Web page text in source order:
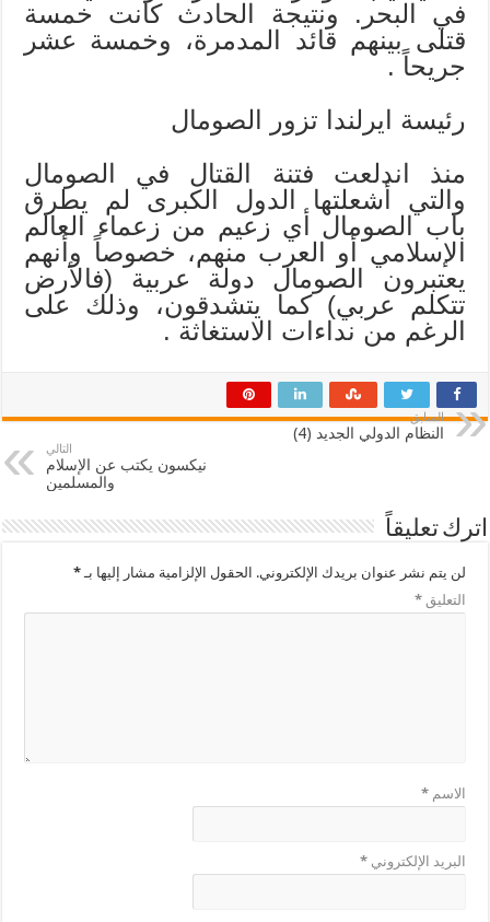
في البحر. ونتيجة الحادث كانت خمسة
قتلى بينهم قائد المدمرة، وخمسة عشر
جريحاً .
رئيسة ايرلندا تزور الصومال
منذ اندلعت فتنة القتال في الصومال
والتي أشعلتها الدول الكبرى لم يطرق
باب الصومال أي زعيم من زعماء العالم
الإسلامي أو العرب منهم، خصوصاً وأنهم
يعتبرون الصومال دولة عربية (فالأرض
تتكلم عربي) كما يتشدقون، وذلك على
الرغم من نداءات الاستغاثة .
السابق
النظام الدولي الجديد (4)
التالي
نيكسون يكتب عن الإسلام
والمسلمين
اترك تعليقاً
لن يتم نشر عنوان بريدك الإلكتروني. الحقول الإلزامية مشار إليها بـ*
التعليق*
الاسم*
البريد الإلكتروني*